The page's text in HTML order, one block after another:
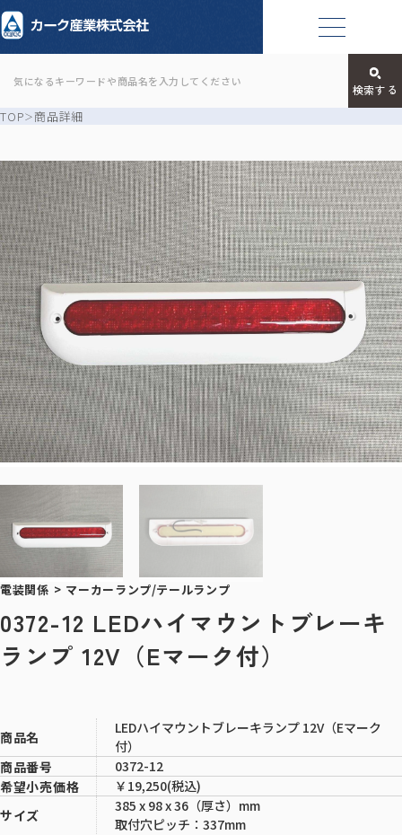
TOP 商品詳細
電装関係 > マーカーランプ/テールランプ
0372-12 LEDハイマウントブレーキ
ランプ 12V（Eマーク付）
商品名
LEDハイマウントブレーキランプ 12V（Eマーク
付）
商品番号
0372-12
希望小売価格
￥19,250(税込)
サイズ
385 x 98 x 36（厚さ）mm
取付穴ピッチ：337mm